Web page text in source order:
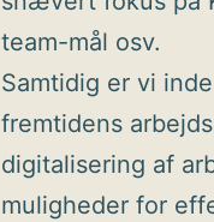
team-mål osv.
Samtidig er vi
fremtidens
digitalisering af
muligheder for